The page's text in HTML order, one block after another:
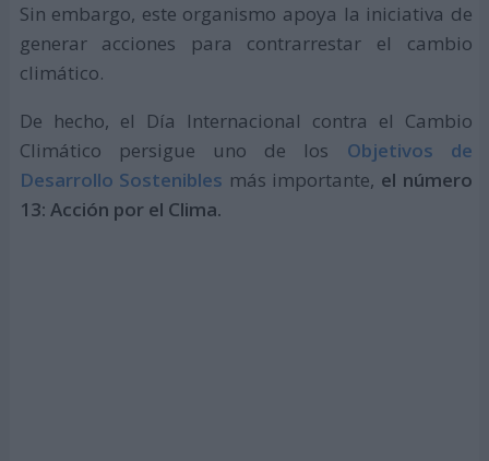
Sin embargo, este organismo apoya la iniciativa de
generar acciones para contrarrestar el cambio
climático.
De hecho, el Día Internacional contra el Cambio
Climático persigue uno de los Objetivos de
Desarrollo Sostenibles más importante, el número
13: Acción por el Clima.